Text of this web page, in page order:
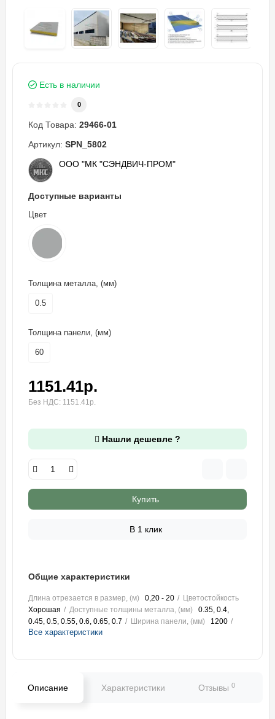
Есть в наличии
0
Код Товара: 29466-01
Артикул: SPN_5802
ООО "МК "СЭНДВИЧ-ПРОМ"
Доступные варианты
Цвет
Толщина металла, (мм)
0.5
Толщина панели, (мм)
60
1151.41р.
Без НДС: 1151.41р.
Нашли дешевле ?
Купить
В 1 клик
Общие характеристики
Длина отрезается в размер, (м) 0,20 - 20
Цветостойкость
Хорошая
Доступные толщины металла, (мм)
0.35, 0.4,
0.45, 0.5, 0.55, 0.6, 0.65, 0.7
Ширина панели, (мм) 1200
Все характеристики
Описание Характеристики Отзывы 0